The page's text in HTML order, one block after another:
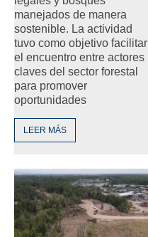
manejados de manera
sostenible. La actividad
tuvo como objetivo facilitar
el encuentro entre actores
claves del sector forestal
para promover
oportunidades
LEER MÁS